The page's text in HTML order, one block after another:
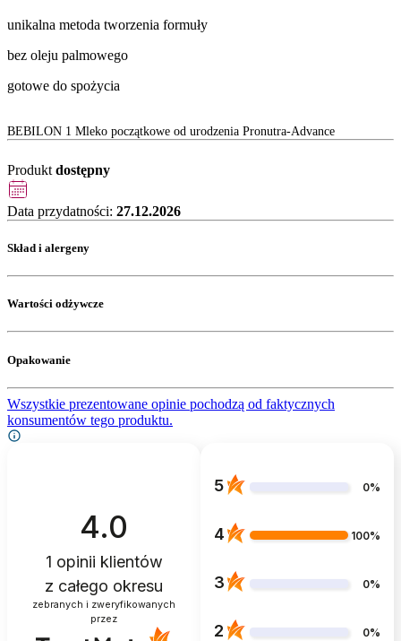
unikalna metoda tworzenia formuły
bez oleju palmowego
gotowe do spożycia
BEBILON 1 Mleko początkowe od urodzenia Pronutra-Advance
Produkt dostępny
Data przydatności: 27.12.2026
Skład i alergeny
Wartości odżywcze
Opakowanie
Wszystkie prezentowane opinie pochodzą od faktycznych
konsumentów tego produktu.
4.0
1 opinii klientów
z całego okresu
zebranych i zweryfikowanych
przez
5 0%
4 100%
3 0%
2 0%